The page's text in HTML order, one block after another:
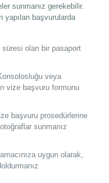
sunmanız gerekebilir.
yapılan başvurularda
olan bir pasaport
veya
vize başvuru formunu
başvuru prosedürlerine
sunmanız
uygun olarak,